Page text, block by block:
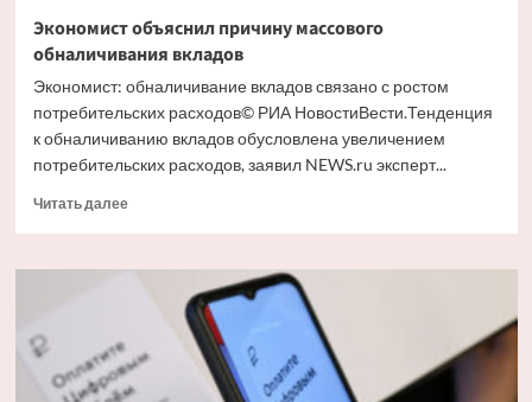
Экономист объяснил причину массового
обналичивания вкладов
Экономист: обналичивание вкладов связано с ростом
потребительских расходов© РИА НовостиВести.Тенденция
к обналичиванию вкладов обусловлена увеличением
потребительских расходов, заявил NEWS.ru эксперт...
Читать далееПрочитать
Экономист
объяснил
причину
массового
обналичивания
вкладов